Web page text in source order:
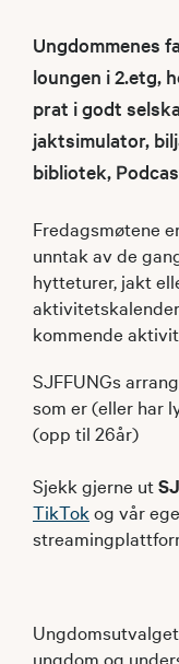
Ungdommenes
loungen i 2.etg,
prat i godt
jaktsimulator,
bibliotek,
Fredagsmøtene
unntak av de
hytteturer, jakt
kommende
SJFFUNGs
som er (eller har
(opp til 26år)
Sjekk gjerne ut
TikTok og vår
ungdom og